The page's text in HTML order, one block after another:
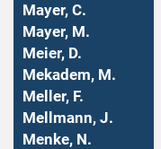
Mayer, C.
Mayer, M.
Meier, D.
Mekadem, M.
Meller, F.
Mellmann, J.
Menke, N.